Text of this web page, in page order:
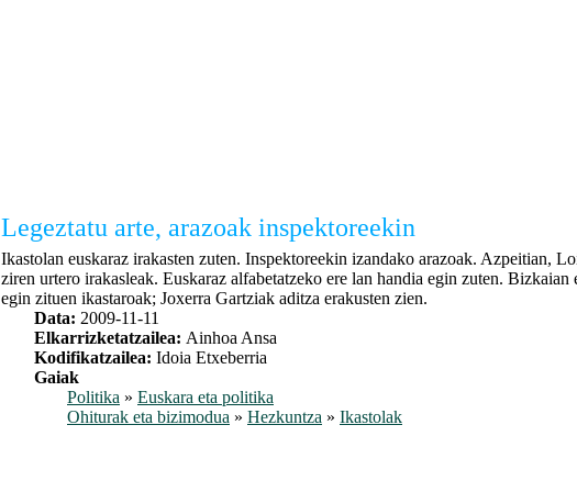
Legeztatu arte, arazoak inspektoreekin
Ikastolan euskaraz irakasten zuten. Inspektoreekin izandako arazoak. Azpeitian,
ziren urtero irakasleak. Euskaraz alfabetatzeko ere lan handia egin zuten. Bizkaian
egin zituen ikastaroak; Joxerra Gartziak aditza erakusten zien.
Data: 2009-11-11
Elkarrizketatzailea: Ainhoa Ansa
Kodifikatzailea: Idoia Etxeberria
Gaiak
Politika » Euskara eta politika
Ohiturak eta bizimodua » Hezkuntza » Ikastolak